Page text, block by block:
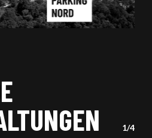
1 OF
/4